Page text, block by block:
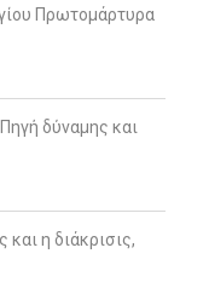
Πρωτομάρτυρα
δύναμης και
η διάκρισις,